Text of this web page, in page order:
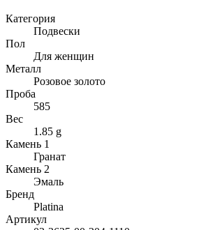
Категория
Подвески
Пол
Для женщин
Металл
Розовое золото
Проба
585
Вес
1.85 g
Камень 1
Гранат
Камень 2
Эмаль
Бренд
Platina
Артикул